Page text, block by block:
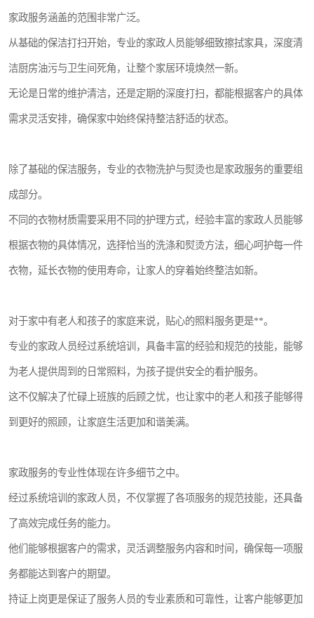
家政服务涵盖的范围非常广泛。
从基础的保洁打扫开始，专业的家政人员能够细致擦拭家具，深度清
洁厨房油污与卫生间死角，让整个家居环境焕然一新。
无论是日常的维护清洁，还是定期的深度打扫，都能根据客户的具体
需求灵活安排，确保家中始终保持整洁舒适的状态。
除了基础的保洁服务，专业的衣物洗护与熨烫也是家政服务的重要组
成部分。
不同的衣物材质需要采用不同的护理方式，经验丰富的家政人员能够
根据衣物的具体情况，选择恰当的洗涤和熨烫方法，细心呵护每一件
衣物，延长衣物的使用寿命，让家人的穿着始终整洁如新。
对于家中有老人和孩子的家庭来说，贴心的照料服务更是**。
专业的家政人员经过系统培训，具备丰富的经验和规范的技能，能够
为老人提供周到的日常照料，为孩子提供安全的看护服务。
这不仅解决了忙碌上班族的后顾之忧，也让家中的老人和孩子能够得
到更好的照顾，让家庭生活更加和谐美满。
家政服务的专业性体现在许多细节之中。
经过系统培训的家政人员，不仅掌握了各项服务的规范技能，还具备
了高效完成任务的能力。
他们能够根据客户的需求，灵活调整服务内容和时间，确保每一项服
务都能达到客户的期望。
持证上岗更是保证了服务人员的专业素质和可靠性，让客户能够更加